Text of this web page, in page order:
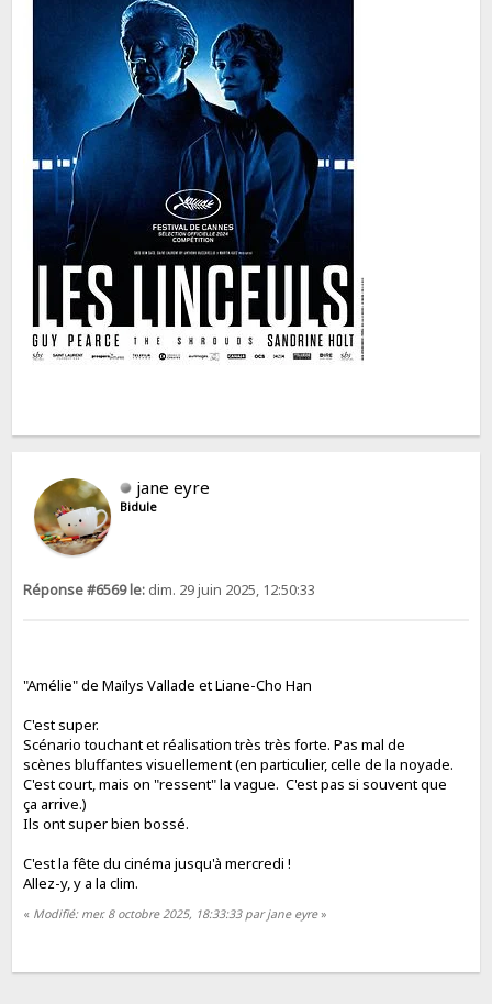
jane eyre
Bidule
Réponse #6569 le: dim. 29 juin 2025, 12:50:33
"Amélie" de Maïlys Vallade et Liane-Cho Han
C'est super.
Scénario touchant et réalisation très très forte. Pas mal de
scènes bluffantes visuellement (en particulier, celle de la noyade.
C'est court, mais on "ressent" la vague. C'est pas si souvent que
ça arrive.)
Ils ont super bien bossé.
C'est la fête du cinéma jusqu'à mercredi !
Allez-y, y a la clim.
« Modifié: mer. 8 octobre 2025, 18:33:33 par jane eyre»